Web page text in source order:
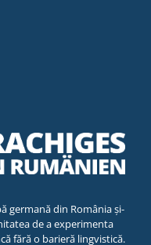
germană din România și-
de a experimenta
fără o barieră lingvistică.